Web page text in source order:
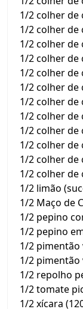
1/2 colher de
1/2 colher de
1/2 colher de
1/2 colher de
1/2 colher de
1/2 colher de
1/2 colher de
1/2 colher de
1/2 colher de
1/2 colher de
1/2 colher de
1/2 colher de
1/2 limão
1/2 Maço de
1/2 pepino
1/2 pepino
1/2
1/2
1/2 repolho
1/2 tomate
1/2 xícara